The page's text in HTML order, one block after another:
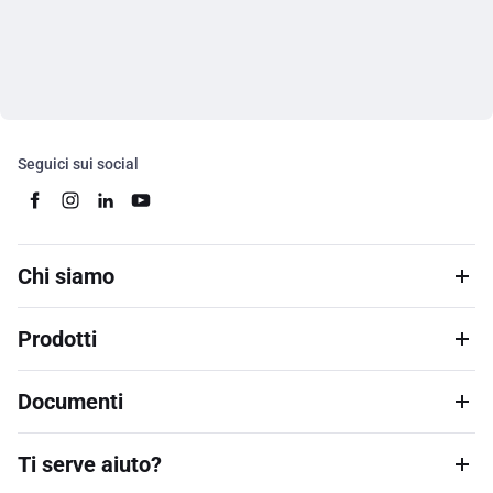
Seguici sui social
Chi siamo
Prodotti
Documenti
Ti serve aiuto?